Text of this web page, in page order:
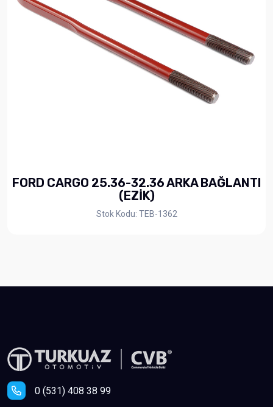
FORD CARGO 25.36-32.36 ARKA BAĞLANTI
(EZİK)
Stok Kodu: TEB-1362
0 (531) 408 38 99